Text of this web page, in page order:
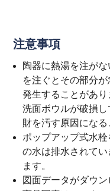
注意事項
陶器に熱湯を注が
を注ぐとその部分
発生することがあり
洗面ボウルが破損
財を汚す原因になる
ポップアップ式水
の水は排水されて
ます。
図面データがダウン